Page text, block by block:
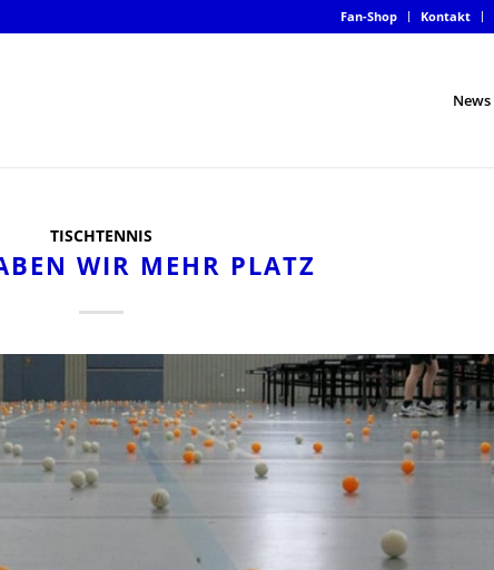
Fan-Shop Kontakt
News
TISCHTENNIS
WIR MEHR PLATZ